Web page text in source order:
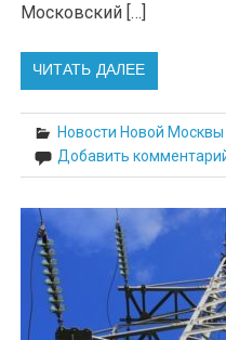
Московский […]
ЧИТАТЬ ДАЛЕЕ
Новости Новой Москвы
Добавить